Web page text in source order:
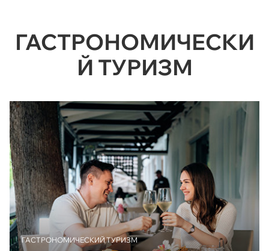
ГАСТРОНОМИЧЕСКИ
Й ТУРИЗМ
ГАСТРОНОМИЧЕСКИЙ ТУРИЗМ